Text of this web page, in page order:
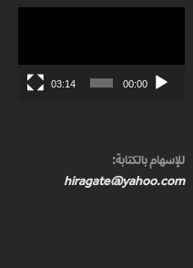
00:00
03:14
للإسهام بالكتابة:
hiragate@yahoo.com